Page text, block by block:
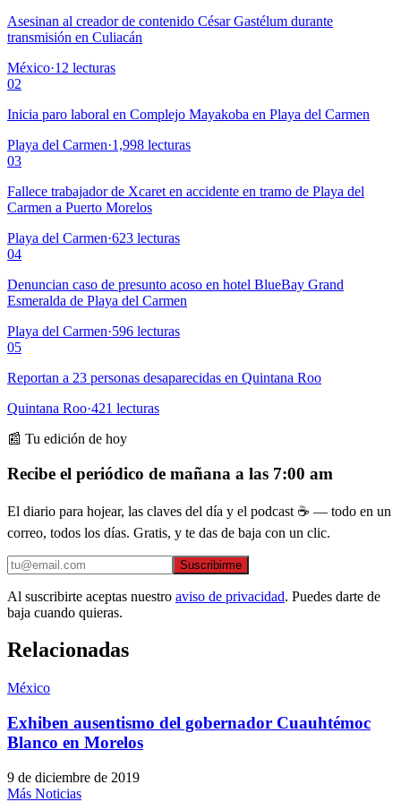
Asesinan al creador de contenido César Gastélum durante
transmisión en Culiacán
México·12 lecturas
02
Inicia paro laboral en Complejo Mayakoba en Playa del Carmen
Playa del Carmen·1,998 lecturas
03
Fallece trabajador de Xcaret en accidente en tramo de Playa del
Carmen a Puerto Morelos
Playa del Carmen·623 lecturas
04
Denuncian caso de presunto acoso en hotel BlueBay Grand
Esmeralda de Playa del Carmen
Playa del Carmen·596 lecturas
05
Reportan a 23 personas desaparecidas en Quintana Roo
Quintana Roo·421 lecturas
📰 Tu edición de hoy
Recibe el periódico de mañana a las 7:00 am
El diario para hojear, las claves del día y el podcast ☕ — todo en un
correo, todos los días. Gratis, y te das de baja con un clic.
Suscribirme
Al suscribirte aceptas nuestro aviso de privacidad. Puedes darte de
baja cuando quieras.
Relacionadas
México
Exhiben ausentismo del gobernador Cuauhtémoc
Blanco en Morelos
9 de diciembre de 2019
Más Noticias